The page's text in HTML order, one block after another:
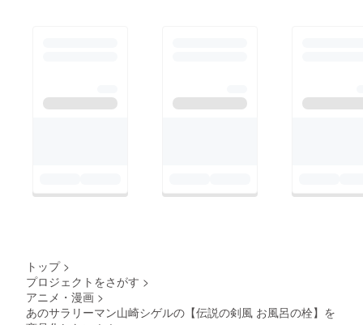
トップ >
プロジェクトをさがす >
アニメ・漫画 >
あのサラリーマン山崎シゲルの【伝説の剣風 お風呂の栓】を